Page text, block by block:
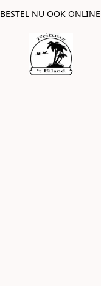
BESTEL NU OOK